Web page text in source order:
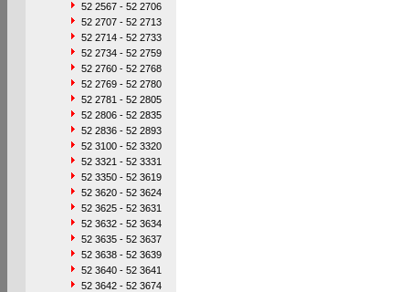
52 2567 - 52 2706
52 2707 - 52 2713
52 2714 - 52 2733
52 2734 - 52 2759
52 2760 - 52 2768
52 2769 - 52 2780
52 2781 - 52 2805
52 2806 - 52 2835
52 2836 - 52 2893
52 3100 - 52 3320
52 3321 - 52 3331
52 3350 - 52 3619
52 3620 - 52 3624
52 3625 - 52 3631
52 3632 - 52 3634
52 3635 - 52 3637
52 3638 - 52 3639
52 3640 - 52 3641
52 3642 - 52 3674